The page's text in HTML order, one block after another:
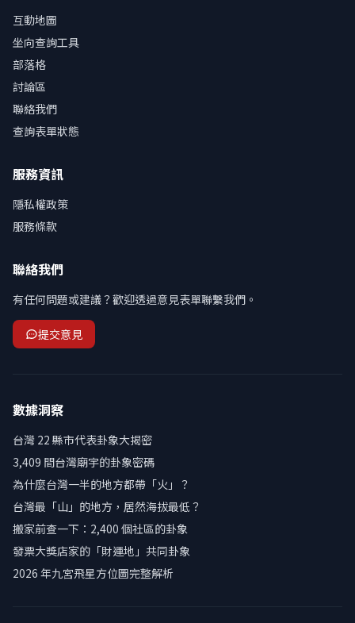
互動地圖
坐向查詢工具
部落格
討論區
聯絡我們
查詢表單狀態
服務資訊
隱私權政策
服務條款
聯絡我們
有任何問題或建議？歡迎透過意見表單聯繫我們。
提交意見
數據洞察
台灣 22 縣市代表卦象大揭密
3,409 間台灣廟宇的卦象密碼
為什麼台灣一半的地方都帶「火」？
台灣最「山」的地方，居然海拔最低？
搬家前查一下：2,400 個社區的卦象
發票大獎店家的「財運地」共同卦象
2026 年九宮飛星方位圖完整解析